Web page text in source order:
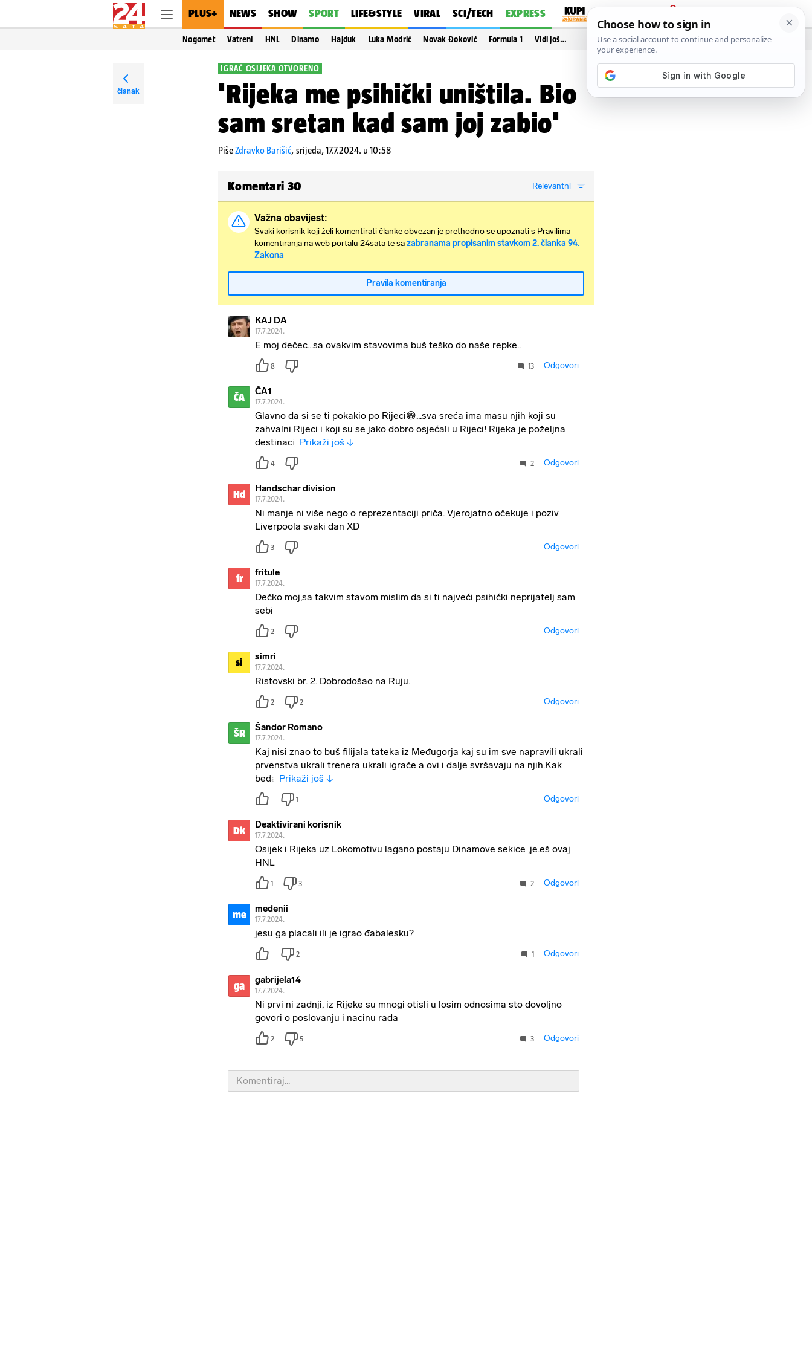
PLUS+ NEWS SHOW SPORT LIFE&STYLE VIRAL SCI/TECH EXPRESS
PRIJAVA
Nogomet Vatreni HNL Dinamo Hajduk Luka Modrić Novak Đoković Formula 1 Vidi još…
članak
IGRAČ OSIJEKA OTVORENO
'Rijeka me psihički uništila. Bio
sam sretan kad sam joj zabio'
PišeZdravko Barišić, srijeda, 17.7.2024. u 10:58
Komentari 30 Relevantni
Važna obavijest:
Svaki korisnik koji želi komentirati članke obvezan je prethodno se upoznati s Pravilima
komentiranja na web portalu 24sata te sazabranama propisanim stavkom 2. članka 94.
Zakona .
Pravila komentiranja
KAJ DA
17.7.2024.
E moj dečec...sa ovakvim stavovima buš teško do naše repke..
8 13 Odgovori
ČA ČA1
17.7.2024.
Glavno da si se ti pokakio po Rijeci😁...sva sreća ima masu njih koji su
zahvalni Rijeci i koji su se jako dobro osjećali u Rijeci! Rijeka je poželjna
destinacij Prikaži još ↓
4 2 Odgovori
Hd Handschar division
17.7.2024.
Ni manje ni više nego o reprezentaciji priča. Vjerojatno očekuje i poziv
Liverpoola svaki dan XD
3 Odgovori
fr fritule
17.7.2024.
Dečko moj,sa takvim stavom mislim da si ti najveći psihićki neprijatelj sam
sebi
2 Odgovori
si simri
17.7.2024.
Ristovski br. 2. Dobrodošao na Ruju.
2 2 Odgovori
ŠR Šandor Romano
17.7.2024.
Kaj nisi znao to buš filijala tateka iz Međugorja kaj su im sve napravili ukrali
prvenstva ukrali trenera ukrali igrače a ovi i dalje svršavaju na njih.Kak
beda Prikaži još ↓
1 Odgovori
Dk Deaktivirani korisnik
17.7.2024.
Osijek i Rijeka uz Lokomotivu lagano postaju Dinamove sekice ,je.eš ovaj
HNL
1 3 2 Odgovori
me medenii
17.7.2024.
jesu ga placali ili je igrao đabalesku?
2 1 Odgovori
ga gabrijela14
17.7.2024.
Ni prvi ni zadnji, iz Rijeke su mnogi otisli u losim odnosima sto dovoljno
govori o poslovanju i nacinu rada
2 5 3 Odgovori